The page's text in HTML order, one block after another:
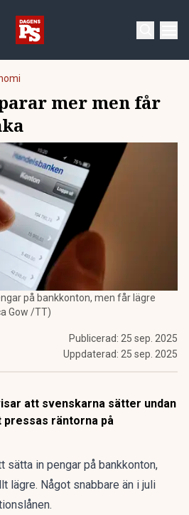
mer men får
på bankkonton, men får lägre
Gow /TT)
Publicerad: 25 sep. 2025
Uppdaterad: 25 sep. 2025
att svenskarna sätter undan
pressas räntorna på
sätta in pengar på bankkonton,
lägre. Något snabbare än i juli